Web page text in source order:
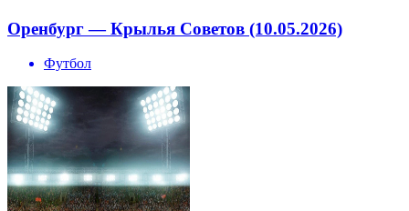
Оренбург — Крылья Советов (10.05.2026)
Футбол